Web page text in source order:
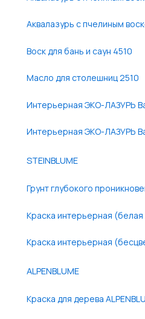
Аквалазурь с пчелиным
Воск для бань и саун 4510
Масло для столешниц 2510
Интерьерная ЭКО-ЛАЗУРЬ
Интерьерная ЭКО-ЛАЗУРЬ
STEINBLUME
Грунт глубокого
Краска интерьерная (белая
Краска интерьерная
ALPENBLUME
Краска для дерева